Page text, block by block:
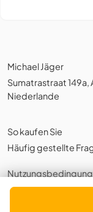
Michael Jäger
Sumatrastraat
Niederlande
So kaufen Sie
Häufig gestellte